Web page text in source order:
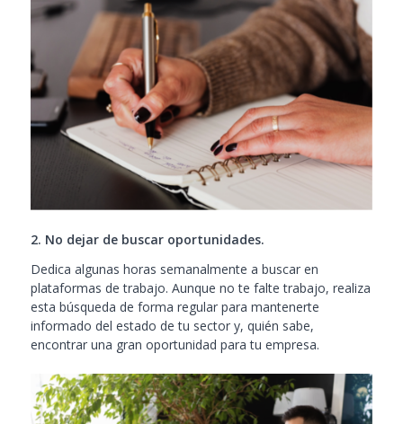
2. No dejar de buscar oportunidades.
Dedica algunas horas semanalmente a buscar en
plataformas de trabajo. Aunque no te falte trabajo, realiza
esta búsqueda de forma regular para mantenerte
informado del estado de tu sector y, quién sabe,
encontrar una gran oportunidad para tu empresa.